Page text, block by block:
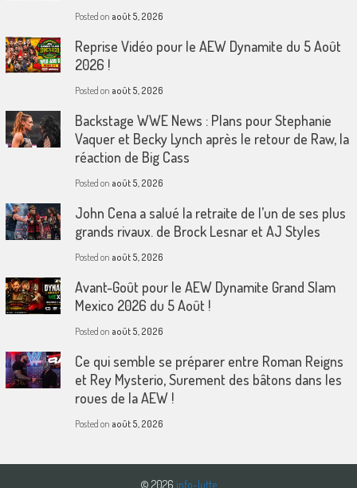
Posted on août 5, 2026
Reprise Vidéo pour le AEW Dynamite du 5 Août
2026 !
Posted on août 5, 2026
Backstage WWE News : Plans pour Stephanie
Vaquer et Becky Lynch après le retour de Raw, la
réaction de Big Cass
Posted on août 5, 2026
John Cena a salué la retraite de l’un de ses plus
grands rivaux. de Brock Lesnar et AJ Styles
Posted on août 5, 2026
Avant-Goût pour le AEW Dynamite Grand Slam
Mexico 2026 du 5 Août !
Posted on août 5, 2026
Ce qui semble se préparer entre Roman Reigns
et Rey Mysterio, Surement des bâtons dans les
roues de la AEW !
Posted on août 5, 2026
© 2026 info-lutte